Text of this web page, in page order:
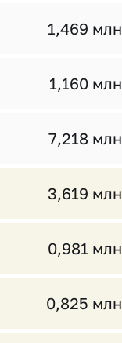
1,469
1,160
7,218
3,619
0,981
0,825